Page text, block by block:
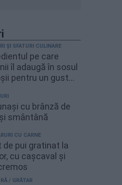
ȘI SFATURI CULINARE
pe care
îl adaugă în sosul
pentru un gust
cu brânză de
smântână
CU CARNE
de pui gratinat la
cu cașcaval și
/ GRĂTAR